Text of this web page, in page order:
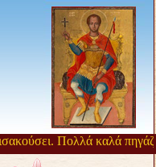
Πολλά καλά